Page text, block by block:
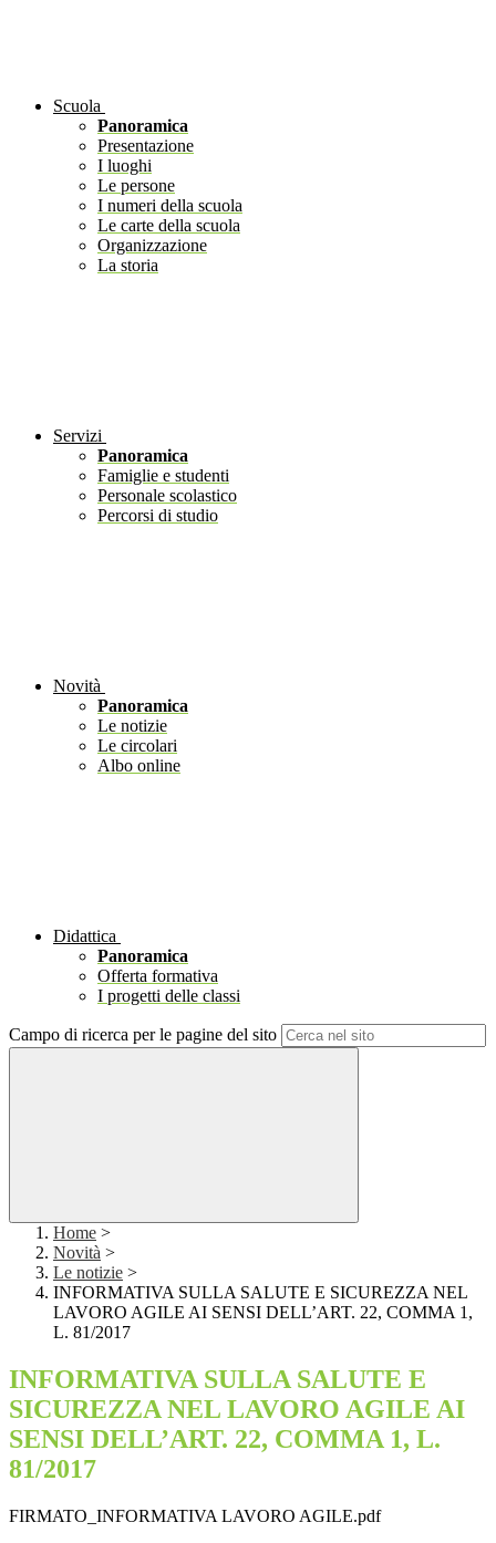
Scuola
Panoramica
Presentazione
I luoghi
Le persone
I numeri della scuola
Le carte della scuola
Organizzazione
La storia
Servizi
Panoramica
Famiglie e studenti
Personale scolastico
Percorsi di studio
Novità
Panoramica
Le notizie
Le circolari
Albo online
Didattica
Panoramica
Offerta formativa
I progetti delle classi
Campo di ricerca per le pagine del sito
Home >
Novità >
Le notizie >
INFORMATIVA SULLA SALUTE E SICUREZZA NEL
LAVORO AGILE AI SENSI DELL’ART. 22, COMMA 1,
L. 81/2017
INFORMATIVA SULLA SALUTE E
SICUREZZA NEL LAVORO AGILE AI
SENSI DELL’ART. 22, COMMA 1, L.
81/2017
FIRMATO_INFORMATIVA LAVORO AGILE.pdf